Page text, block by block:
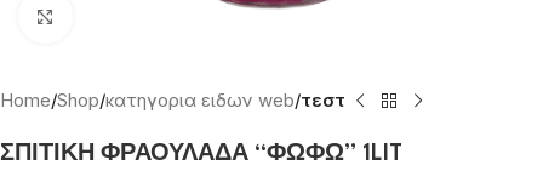
Home Shop κατηγορια ειδων web τεστ
ΣΠΙΤΙΚΗ ΦΡΑΟΥΛΑΔΑ “ΦΩΦΩ” 1LIT